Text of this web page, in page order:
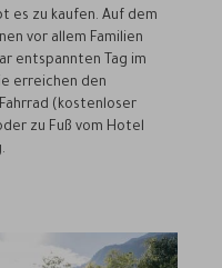
es zu kaufen. Auf dem
vor allem Familien
entspannten Tag im
erreichen den
(kostenloser
zu Fuß vom Hotel